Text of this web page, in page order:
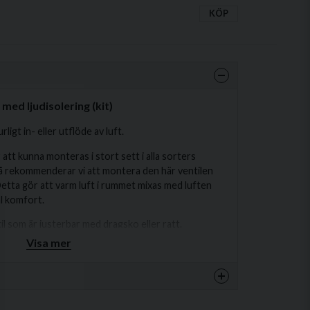
KÖP
ljudisolering (kit)
in- eller utflöde av luft.
kunna monteras i stort sett i alla sorters
rekommenderar vi att montera den här ventilen
gör att varm luft i rummet mixas med luften
komfort.
med ljudisolering, vilket minskar "vinande" ljud
i en här typen av ventilationssystem. Det finns
pollen och insekter från att ta sig in i utrymmet.
Visa mer